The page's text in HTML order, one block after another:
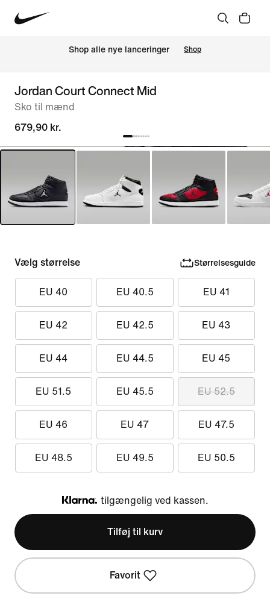
Shop alle nye lanceringer Shop
Jordan Court Connect Mid
Sko til mænd
679,90 kr.
Vælg størrelse Størrelsesguide
EU 40 EU 40.5 EU 41
EU 42 EU 42.5 EU 43
EU 44 EU 44.5 EU 45
EU 51.5 EU 45.5 EU 52.5
EU 46 EU 47 EU 47.5
EU 48.5 EU 49.5 EU 50.5
Klarna
tilgængelig ved kassen.
Tilføj til kurv
Favorit